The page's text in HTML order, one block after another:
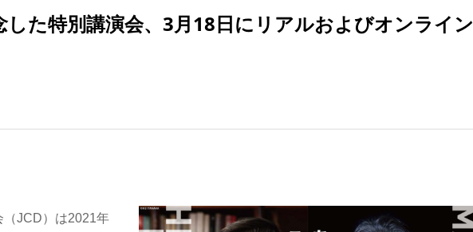
した特別講演会、3月18日にリアルおよびオンライン
JCD）は2021年